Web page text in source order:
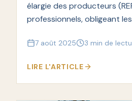
élargie des producteurs
professionnels, obligeant
d'emballages.
7 août 2025 3 min de
LIRE L'ARTICLE